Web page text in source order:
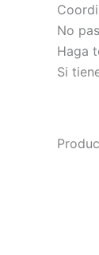
No
Haga
Si